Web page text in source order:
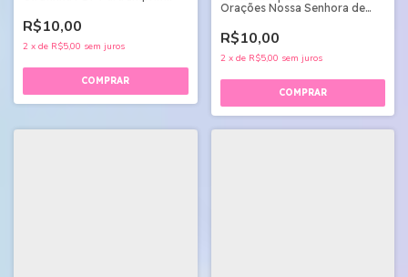
R$10,00
2 x de R$5,00 sem juros
Orações Nossa Senhora de
R$10,00
2 x de R$5,00 sem juros